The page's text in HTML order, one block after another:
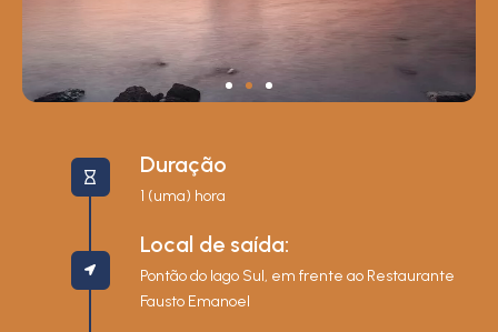
Duração
1 (uma) hora
Local de saída:
Pontão do lago Sul, em frente ao Restaurante
Fausto Emanoel